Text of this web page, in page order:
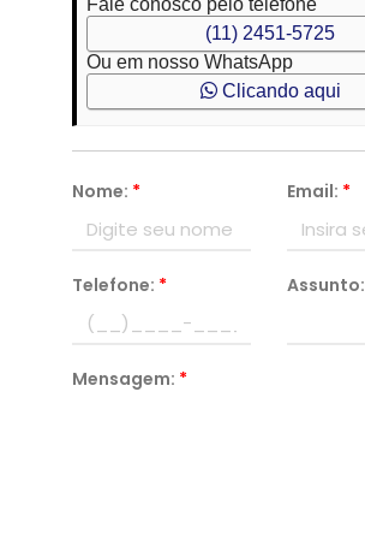
(11) 2451-5725
Ou em nosso WhatsApp
Clicando aqui
Nome: * Email: *
Telefone: * Assunto:
Mensagem: *